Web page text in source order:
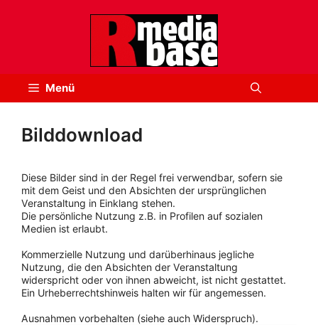
Menü
Bilddownload
Diese Bilder sind in der Regel frei verwendbar, sofern sie
mit dem Geist und den Absichten der ursprünglichen
Veranstaltung in Einklang stehen.
Die persönliche Nutzung z.B. in Profilen auf sozialen
Medien ist erlaubt.
Kommerzielle Nutzung und darüberhinaus jegliche
Nutzung, die den Absichten der Veranstaltung
widerspricht oder von ihnen abweicht, ist nicht gestattet.
Ein Urheberrechtshinweis halten wir für angemessen.
Ausnahmen vorbehalten (siehe auch Widerspruch).